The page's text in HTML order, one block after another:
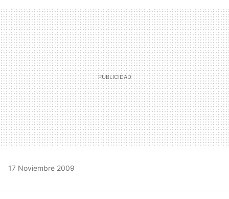
MAIL
17 Noviembre 2009